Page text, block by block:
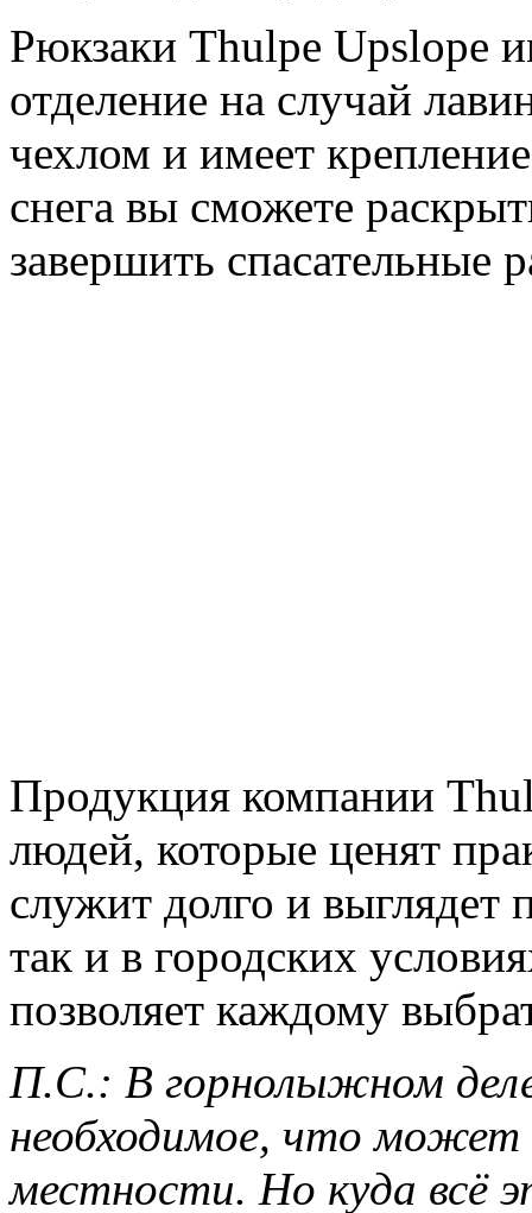
Рюкзаки Thulpe Upslope
отделение на случай
чехлом и имеет
снега вы сможете
завершить спасательные
Продукция компании
людей, которые ценят
служит долго и выглядет
так и в городских
позволяет каждому
П.С.: В горнолыжном
необходимое, что может
местности. Но куда всё